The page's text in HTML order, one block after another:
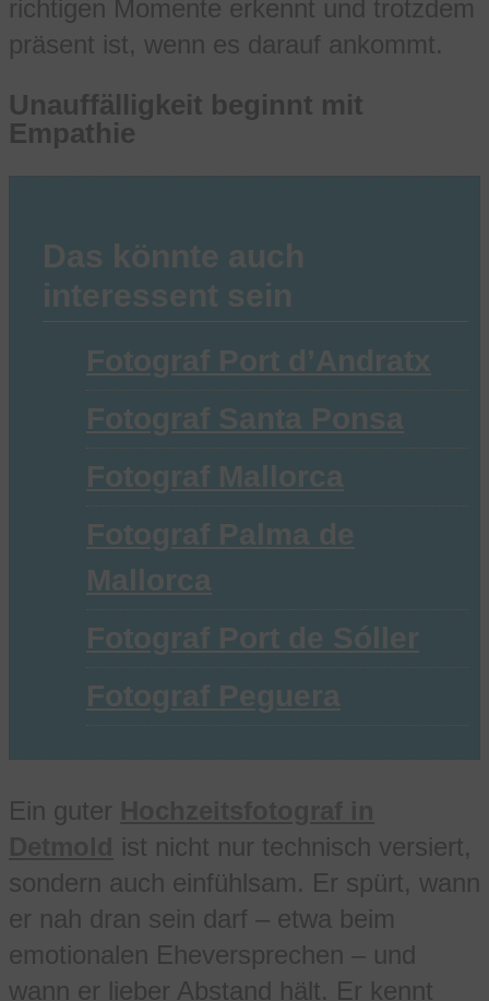
richtigen Momente erkennt und trotzdem
präsent ist, wenn es darauf ankommt.
Unauffälligkeit beginnt mit
Empathie
Das könnte auch
interessent sein
Fotograf Port d’Andratx
Fotograf Santa Ponsa
Fotograf Mallorca
Fotograf Palma de
Mallorca
Fotograf Port de Sóller
Fotograf Peguera
Ein guter
ist nicht nur technisch versiert,
sondern auch einfühlsam. Er spürt, wann
er nah dran sein darf – etwa beim
emotionalen Eheversprechen – und
wann er lieber Abstand hält. Er kennt